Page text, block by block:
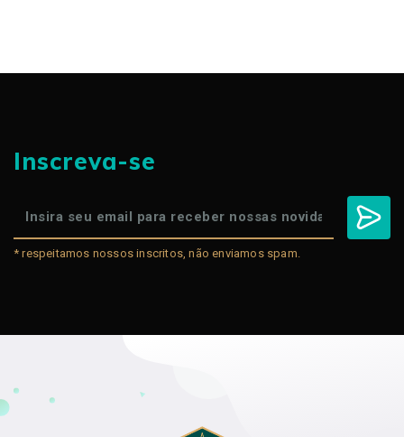
Inscreva-se
* respeitamos nossos inscritos, não enviamos spam.